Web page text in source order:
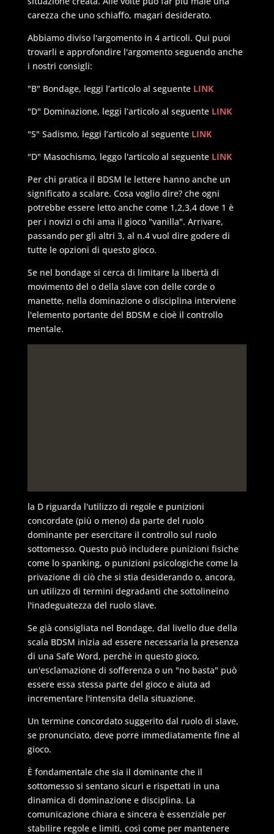
carezza che uno schiaffo, magari desiderato.
Abbiamo diviso l'argomento in 4 articoli. Qui puoi
trovarli e approfondire l'argomento seguendo anche
i nostri consigli:
"B" Bondage, leggi l’articolo al seguente LINK
"D" Dominazione, leggi l’articolo al seguente LINK
"S" Sadismo, leggi l’articolo al seguente LINK
"D" Masochismo, leggo l'articolo al seguente LINK
Per chi pratica il BDSM le lettere hanno anche un
significato a scalare. Cosa voglio dire? che ogni
potrebbe essere letto anche come 1,2,3,4 dove 1 è
per i novizi o chi ama il gioco "vanilla". Arrivare,
passando per gli altri 3, al n.4 vuol dire godere di
tutte le opzioni di questo gioco.
Se nel bondage si cerca di limitare la libertà di
movimento del o della slave con delle corde o
manette, nella dominazione o disciplina interviene
l'elemento portante del BDSM e cioè il controllo
mentale.
la D riguarda l'utilizzo di regole e punizioni
concordate (più o meno) da parte del ruolo
dominante per esercitare il controllo sul ruolo
sottomesso. Questo può includere punizioni fisiche
come lo spanking, o punizioni psicologiche come la
privazione di ciò che si stia desiderando o, ancora,
un utilizzo di termini degradanti che sottolineino
l'inadeguatezza del ruolo slave.
Se già consigliata nel Bondage, dal livello due della
scala BDSM inizia ad essere necessaria la presenza
di una Safe Word, perchè in questo gioco,
un'esclamazione di sofferenza o un "no basta" può
essere essa stessa parte del gioco e aiuta ad
incrementare l'intensita della situazione.
Un termine concordato suggerito dal ruolo di slave,
se pronunciato, deve porre immediatamente fine al
gioco.
È fondamentale che sia il dominante che il
sottomesso si sentano sicuri e rispettati in una
dinamica di dominazione e disciplina. La
comunicazione chiara e sincera è essenziale per
stabilire regole e limiti, così come per mantenere